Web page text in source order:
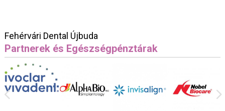
Fehérvári Dental Újbuda
Partnerek és Egészségpénztárak